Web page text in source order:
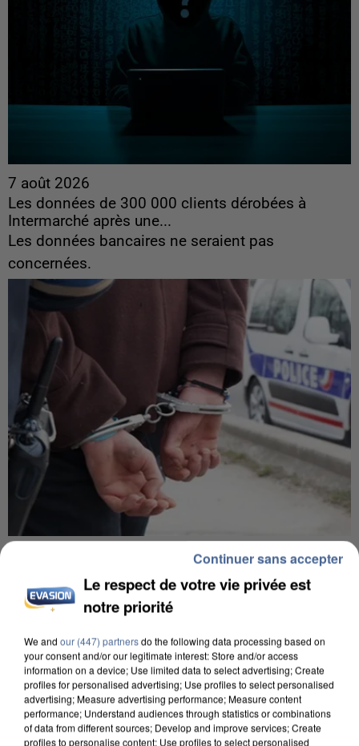
7 août 2026
Les données de 300 000 clients dérobées à
Intermarché après une...
Les données bancaires ne seraient pas
concernées.
Un second cadre de la DZ Mafia interpellé en
Algérie
Un cofondateur du réseau avait été interpellé
quelques jours plus tôt.
Le respect de votre vie privée est
notre priorité
We and our (447) partnersdo the following data processing based on
your consent and/or our legitimate interest: Store and/or access
information on a device; Use limited data to select advertising; Create
profiles for personalised advertising; Use profiles to select personalised
advertising; Measure advertising performance; Measure content
performance; Understand audiences through statistics or combinations
of data from different sources; Develop and improve services; Create
profiles to personalise content; Use profiles to select personalised
Continuer sans accepter